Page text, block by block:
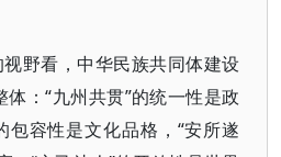
视野看，中华民族共同体建设
：“九州共贯”的统一性是政
包容性是文化品格，“安所遂